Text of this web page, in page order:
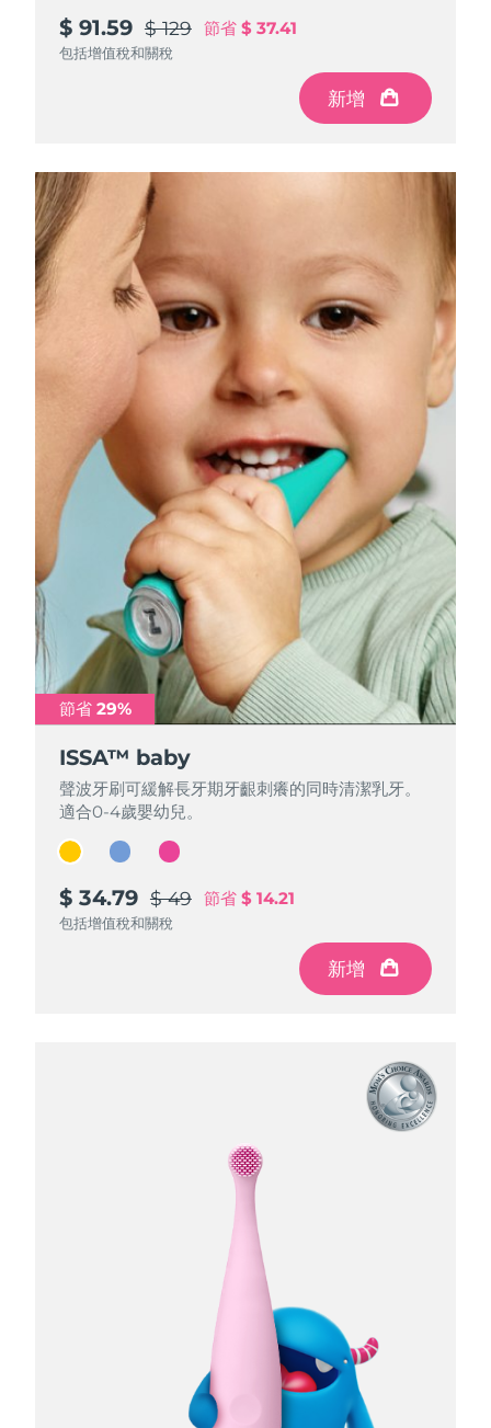
$ 91.59 $ 129 節省 $ 37.41
包括增值稅和關稅
新增
$ 91.59 $ 129 節省 $ 37.41
包括增值稅和關稅
新增
$ 91.59 $ 129 節省 $ 37.41
包括增值稅和關稅
新增
節省 29%
ISSA™ baby
聲波牙刷可緩解長牙期牙齦刺癢的同時清潔乳牙。
適合0-4歲嬰幼兒。
$ 34.79 $ 49 節省 $ 14.21
包括增值稅和關稅
新增
節省 29%
ISSA™ baby
聲波牙刷可緩解長牙期牙齦刺癢的同時清潔乳牙。
適合0-4歲嬰幼兒。
$ 34.79 $ 49 節省 $ 14.21
包括增值稅和關稅
新增
節省 29%
ISSA™ baby
聲波牙刷可緩解長牙期牙齦刺癢的同時清潔乳牙。
適合0-4歲嬰幼兒。
$ 34.79 $ 49 節省 $ 14.21
包括增值稅和關稅
新增